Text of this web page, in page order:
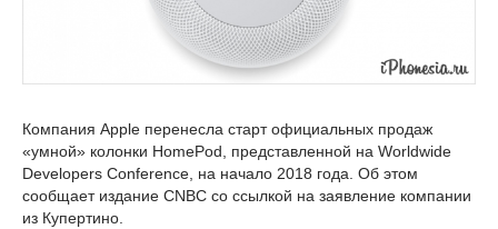
Компания Apple перенесла старт официальных продаж
«умной» колонки HomePod, представленной на Worldwide
Developers Conference, на начало 2018 года. Об этом
сообщает издание CNBC со ссылкой на заявление компании
из Купертино.